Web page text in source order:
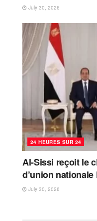
July 30, 2026
24 HEURES SUR 24
Al-Sissi reçoit le
d’union nationale
July 30, 2026